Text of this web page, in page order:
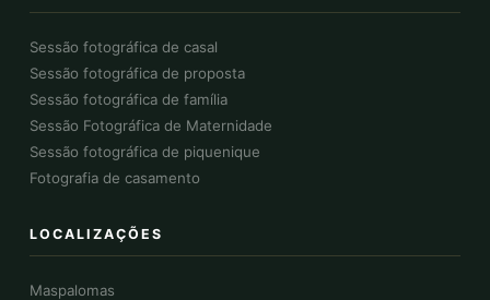
Sessão fotográfica de casal
Sessão fotográfica de proposta
Sessão fotográfica de família
Sessão Fotográfica de Maternidade
Sessão fotográfica de piquenique
Fotografia de casamento
LOCALIZAÇÕES
Maspalomas